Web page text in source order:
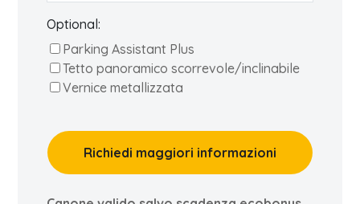
Optional:
Parking Assistant Plus
Tetto panoramico scorrevole/inclinabile
Vernice metallizzata
Richiedi maggiori informazioni